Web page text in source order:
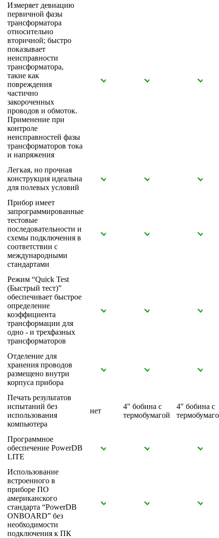
Измеряет девиацию
первичной фазы
трансформатора
относительно
вторичной; быстро
показывает
неисправности
трансформатора,
такие как
повреждения
частично
закороченных
проводов и обмоток.
Применение при
контроле
неисправностей фазы
трансформаторов тока
и напряжения
Легкая, но прочная
конструкция идеальна
для полевых условий
Прибор имеет
запрограммированные
тестовые
последовательности и
схемы подключения в
соответствии с
международными
стандартами
Режим “Quick Test
(Быстрый тест)”
обеспечивает быстрое
определение
коэффициента
трансформации для
одно - и трехфазных
трансформаторов
Отделение для
хранения проводов
размещено внутри
корпуса прибора
Печать результатов
испытаний без
использования
компьютера
нет
4" бобина с
термобумагой
4" бобина с
Программное
обеспечение PowerDB
LITE
Использование
встроенного в
приборе ПО
американского
стандарта “PowerDB
ONBOARD” без
необходимости
подключения к ПК